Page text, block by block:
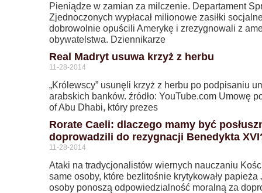
Pieniądze w zamian za milczenie. Departament
Zjednoczonych wypłacał milionowe zasiłki
dobrowolnie opuścili Amerykę i zrezygnowali z
obywatelstwa. Dziennikarze
Real Madryt usuwa krzyż z herbu
11-28-2014
„Królewscy” usunęli krzyż z herbu po podpisaniu
arabskich banków. źródło: YouTube.com Umowę
of Abu Dhabi, który prezes
Rorate Caeli: dlaczego mamy być
doprowadzili do rezygnacji Benedykta
11-28-2014
Ataki na tradycjonalistów wiernych nauczaniu
same osoby, które bezlitośnie krytykowały papieża
osoby ponoszą odpowiedzialność moralną za